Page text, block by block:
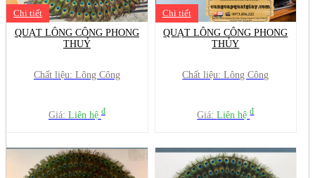
Chi tiết
QUẠT LÔNG CÔNG PHONG
THUỶ
Chất liệu: Lông Công
Giá: Liên hệ đ
Chi tiết
QUẠT LÔNG CÔNG PHONG
THỦY
Chất liệu: Lông Công
Giá:Liên hệđ